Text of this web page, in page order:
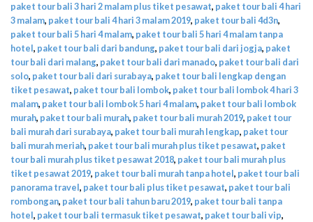
paket tour bali 3 hari 2 malam plus tiket pesawat, paket tour bali 4 hari
3 malam, paket tour bali 4 hari 3 malam 2019, paket tour bali 4d3n,
paket tour bali 5 hari 4 malam, paket tour bali 5 hari 4 malam tanpa
hotel, paket tour bali dari bandung, paket tour bali dari jogja, paket
tour bali dari malang, paket tour bali dari manado, paket tour bali dari
solo, paket tour bali dari surabaya, paket tour bali lengkap dengan
tiket pesawat, paket tour bali lombok, paket tour bali lombok 4 hari 3
malam, paket tour bali lombok 5 hari 4 malam, paket tour bali lombok
murah, paket tour bali murah, paket tour bali murah 2019, paket tour
bali murah dari surabaya, paket tour bali murah lengkap, paket tour
bali murah meriah, paket tour bali murah plus tiket pesawat, paket
tour bali murah plus tiket pesawat 2018, paket tour bali murah plus
tiket pesawat 2019, paket tour bali murah tanpa hotel, paket tour bali
panorama travel, paket tour bali plus tiket pesawat, paket tour bali
rombongan, paket tour bali tahun baru 2019, paket tour bali tanpa
hotel, paket tour bali termasuk tiket pesawat, paket tour bali vip,